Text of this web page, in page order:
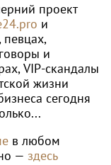
проект
и
и
VIP-скандалы
жизни
сегодня
в любом
— здесь